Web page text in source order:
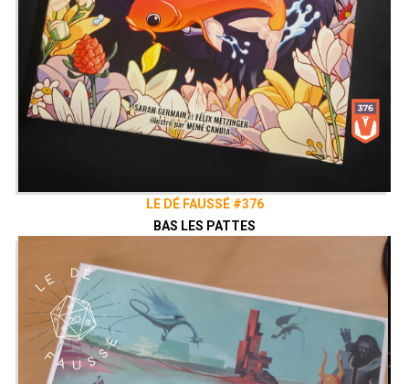
LE DÉ FAUSSÉ #376
BAS LES PATTES